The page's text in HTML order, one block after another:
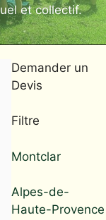
et collectif.
Demander un
Devis
Filtre
Montclar
Alpes-de-
Haute-Provence